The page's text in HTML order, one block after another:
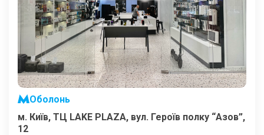
Оболонь
м. Київ, ТЦ LAKE PLAZA, вул. Героїв полку “Азов”,
12